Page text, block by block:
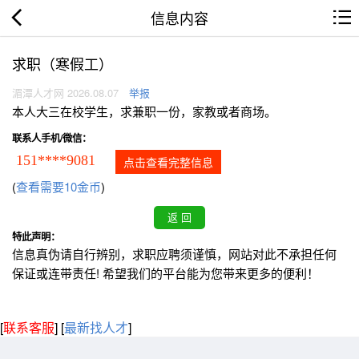
信息内容
求职（寒假工）
湄潭人才网 2026.08.07 举报
本人大三在校学生，求兼职一份，家教或者商场。
联系人手机/微信：
151****9081 点击查看完整信息
(查看需要10金币)
特此声明：
信息真伪请自行辨别，求职应聘须谨慎，网站对此不承担任何
保证或连带责任! 希望我们的平台能为您带来更多的便利！
[联系客服] [最新找人才]